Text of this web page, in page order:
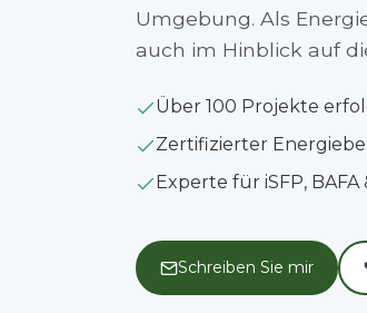
Umgebung. Als
auch im Hinblick auf
Über 100 Projekte
Zertifizierter
Experte für iSFP,
Schreiben Sie mir